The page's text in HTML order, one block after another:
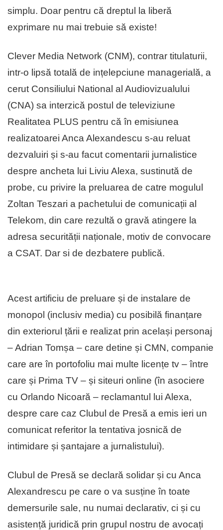
simplu. Doar pentru că dreptul la liberă
exprimare nu mai trebuie să existe!
Clever Media Network (CNM), contrar titulaturii,
intr-o lipsă totală de ințelepciune managerială, a
cerut Consiliului National al Audiovizualului
(CNA) sa interzică postul de televiziune
Realitatea PLUS pentru că în emisiunea
realizatoarei Anca Alexandescu s-au reluat
dezvaluiri și s-au facut comentarii jurnalistice
despre ancheta lui Liviu Alexa, sustinută de
probe, cu privire la preluarea de catre mogulul
Zoltan Teszari a pachetului de comunicații al
Telekom, din care rezultă o gravă atingere la
adresa securității naționale, motiv de convocare
a CSAT. Dar si de dezbatere publică.
Acest artificiu de preluare și de instalare de
monopol (inclusiv media) cu posibilă finanțare
din exteriorul țării e realizat prin același personaj
– Adrian Tomșa – care detine și CMN, companie
care are în portofoliu mai multe licențe tv – între
care și Prima TV – și siteuri online (în asociere
cu Orlando Nicoară – reclamantul lui Alexa,
despre care caz Clubul de Presă a emis ieri un
comunicat referitor la tentativa josnică de
intimidare și șantajare a jurnalistului).
Clubul de Presă se declară solidar și cu Anca
Alexandrescu pe care o va susține în toate
demersurile sale, nu numai declarativ, ci și cu
asistență juridică prin grupul nostru de avocați